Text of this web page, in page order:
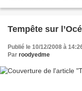
Tempête sur
Publié le 10/12/2008 à
Par roodyedme